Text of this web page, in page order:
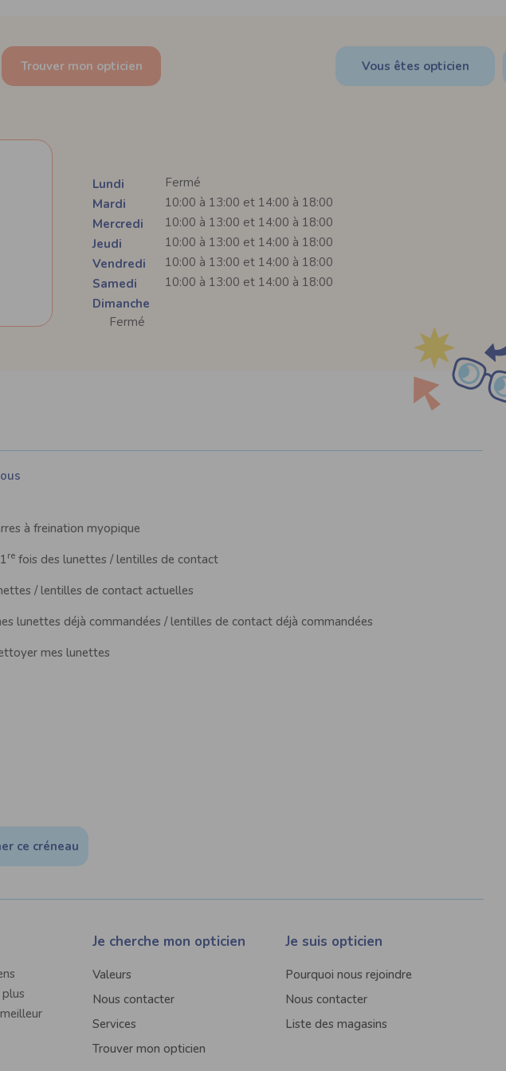
Trouver mon opticien Vous êtes opticien
Lundi
Fermé
Mardi
10:00 à 13:00 et 14:00 à 18:00
Mercredi
10:00 à 13:00 et 14:00 à 18:00
Jeudi
10:00 à 13:00 et 14:00 à 18:00
Vendredi
10:00 à 13:00 et 14:00 à 18:00
Samedi
10:00 à 13:00 et 14:00 à 18:00
Dimanche
Fermé
à freination myopique
re fois des lunettes / lentilles de contact
/ lentilles de contact actuelles
lunettes déjà commandées / lentilles de contact déjà commandées
mes lunettes
ce créneau
Je cherche mon opticien
Valeurs
Nous contacter
Services
Trouver mon opticien
Je suis opticien
Pourquoi nous rejoindre
Nous contacter
Liste des magasins